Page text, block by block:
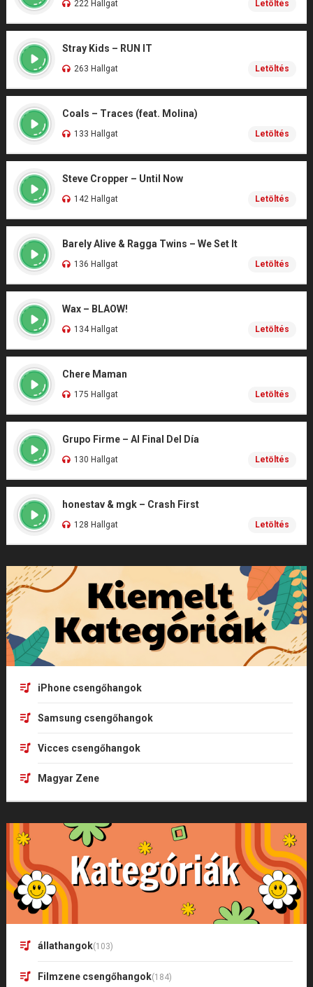
222 Hallgat Letöltés
Stray Kids – RUN IT
263 Hallgat Letöltés
Coals – Traces (feat. Molina)
133 Hallgat Letöltés
Steve Cropper – Until Now
142 Hallgat Letöltés
Barely Alive & Ragga Twins – We Set It
136 Hallgat Letöltés
Wax – BLAOW!
134 Hallgat Letöltés
Chere Maman
175 Hallgat Letöltés
Grupo Firme – Al Final Del Día
130 Hallgat Letöltés
honestav & mgk – Crash First
128 Hallgat Letöltés
iPhone csengőhangok
Samsung csengőhangok
Vicces csengőhangok
Magyar Zene
állathangok(103)
Filmzene csengőhangok(184)